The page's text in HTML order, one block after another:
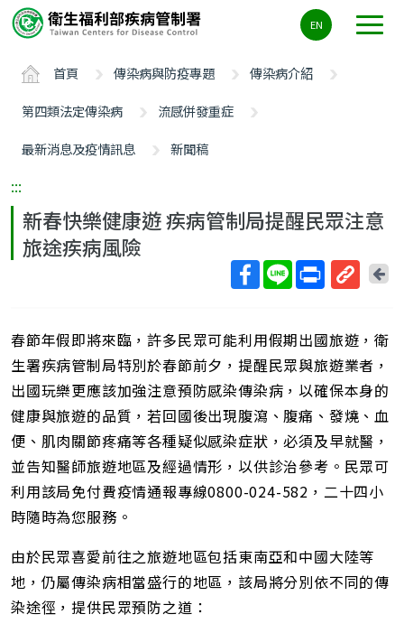
要
ALT+C
EN
首頁 傳染病與防疫專題
傳染病介紹
第四類法定傳染病
流感併發重症
最新消息及疫情訊息
新聞稿
:::
新春快樂健康遊 疾病管制局提醒民眾注意
旅途疾病風險
短
網
址
回
頁
春節年假即將來臨，許多民眾可能利用假期出國旅遊，衛
生署疾病管制局特別於春節前夕，提醒民眾與旅遊業者，
出國玩樂更應該加強注意預防感染傳染病，以確保本身的
健康與旅遊的品質，若回國後出現腹瀉、腹痛、發燒、血
便、肌肉關節疼痛等各種疑似感染症狀，必須及早就醫，
並告知醫師旅遊地區及經過情形，以供診治參考。民眾可
利用該局免付費疫情通報專線0800-024-582，二十四小
時隨時為您服務。
由於民眾喜愛前往之旅遊地區包括東南亞和中國大陸等
地，仍屬傳染病相當盛行的地區，該局將分別依不同的傳
染途徑，提供民眾預防之道：